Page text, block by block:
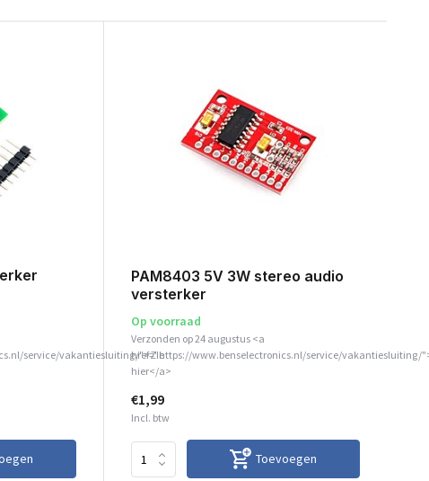
service/vakantiesluiting/">Zie
PAM8403 5V 3W stereo audio
versterker
Op voorraad
Verzonden op 24 augustus <a
href="https://www.benselectronics.nl/service/vakantiesluiting/
hier</a>
€1,99
Incl. btw
Toevoegen